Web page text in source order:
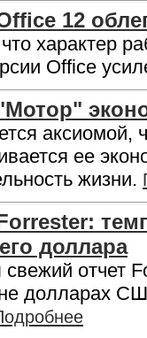
12
характер
Office
аксиомой,
ее
жизни.
доллара
свежий отчет
долларах